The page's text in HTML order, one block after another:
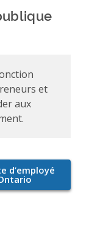
et
aux